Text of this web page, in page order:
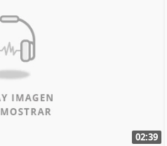
02:39